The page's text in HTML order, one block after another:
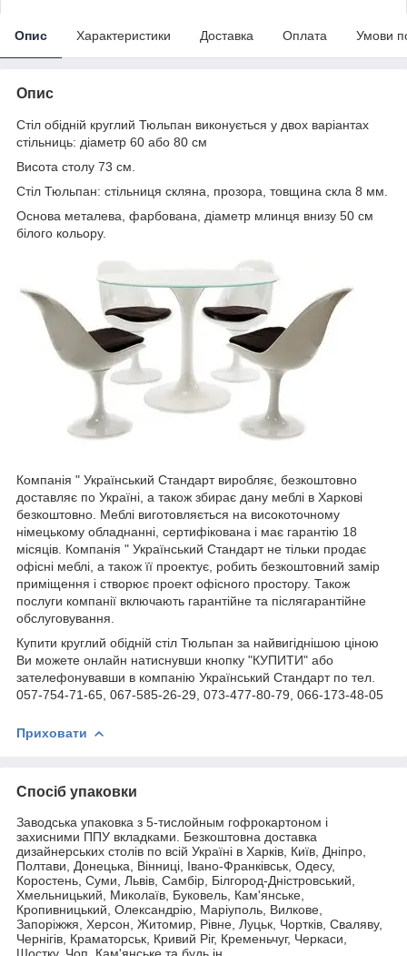
Опис Характеристики Доставка Оплата Умови
Опис
Стіл обідній круглий Тюльпан виконується у двох варіантах
стільниць: діаметр 60 або 80 см
Висота столу 73 см.
Стіл Тюльпан: стільниця скляна, прозора, товщина скла 8 мм.
Основа металева, фарбована, діаметр млинця внизу 50 см
білого кольору.
Компанія " Український Стандарт виробляє, безкоштовно
доставляє по Україні, а також збирає дану меблі в Харкові
безкоштовно. Меблі виготовляється на високоточному
німецькому обладнанні, сертифікована і має гарантію 18
місяців. Компанія " Український Стандарт не тільки продає
офісні меблі, а також її проектує, робить безкоштовний замір
приміщення і створює проект офісного простору. Також
послуги компанії включають гарантійне та післягарантійне
обслуговування.
Купити круглий обідній стіл Тюльпан за найвигіднішою ціною
Ви можете онлайн натиснувши кнопку "КУПИТИ" або
зателефонувавши в компанію Український Стандарт по тел.
057-754-71-65, 067-585-26-29, 073-477-80-79, 066-173-48-05
Приховати
Спосіб упаковки
Заводська упаковка з 5-тислойным гофрокартоном і
захисними ППУ вкладками. Безкоштовна доставка
дизайнерських столів по всій Україні в Харків, Київ, Дніпро,
Полтави, Донецька, Вінниці, Івано-Франківськ, Одесу,
Коростень, Суми, Львів, Самбір, Білгород-Дністровський,
Хмельницький, Миколаїв, Буковель, Кам'янське,
Кропивницький, Олександрію, Маріуполь, Вилкове,
Запоріжжя, Херсон, Житомир, Рівне, Луцьк, Чортків, Сваляву,
Чернігів, Краматорськ, Кривий Ріг, Кременьчуг, Черкаси,
Шостку, Чоп, Кам'янське та будь ін